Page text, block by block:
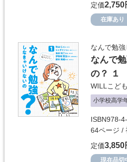
定価2,750
在庫あり
なんで勉
なんで
の？ １
WILLこど
小学校高学
ISBN978-
64ページ /
定価3,850
現在品切